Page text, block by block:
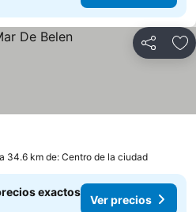
Compartir
a 34.6 km de: Centro de la ciudad
exactos
Ver precios